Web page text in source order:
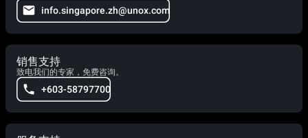
info.singapore.zh@unox.com
销售支持
致电我们的专家，免费咨询。
+603-58797700